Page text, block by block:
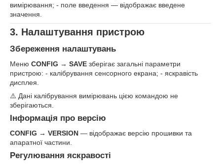
вимірювання; - поле введення — відображає введене
значення.
3. Налаштування пристрою
Збереження налаштувань
Меню CONFIG → SAVE зберігає загальні параметри
пристрою: - калібрування сенсорного екрана; - яскравість
дисплея.
⚠️ Дані калібрування вимірювань цією командою не
зберігаються.
Інформація про версію
CONFIG → VERSION — відображає версію прошивки та
апаратної частини.
Регулювання яскравості